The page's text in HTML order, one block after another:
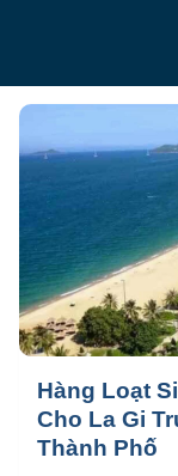
Hàng Loạt
Cho La Gi
Thành Phố